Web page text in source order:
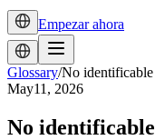
Empezar ahora
Glossary/No identificable
May11, 2026
No identificable